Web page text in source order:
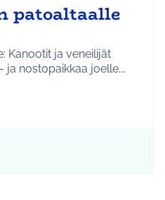
patoaltaalle
Kanootit ja veneilijät
ja nostopaikkaa joelle.…
Kellokoski
mukaan: Ympäristö